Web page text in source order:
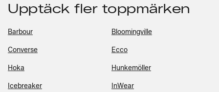
Upptäck fler toppmärken
Barbour Bloomingville
Converse Ecco
Hoka Hunkemöller
Icebreaker InWear